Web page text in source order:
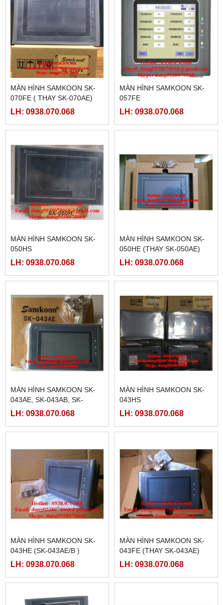
MÀN HÌNH SAMKOON SK-
070FE ( THAY SK-070AE)
LH: 0938.070.068
MÀN HÌNH SAMKOON SK-
057FE
LH: 0938.070.068
MÀN HÌNH SAMKOON SK-
050HS
LH: 0938.070.068
MÀN HÌNH SAMKOON SK-
050HE (THAY SK-050AE)
LH: 0938.070.068
MÀN HÌNH SAMKOON SK-
043AE, SK-043AB, SK-
043BE
LH: 0938.070.068
MÀN HÌNH SAMKOON SK-
043HS
LH: 0938.070.068
MÀN HÌNH SAMKOON SK-
043HE (SK-043AE/B )
LH: 0938.070.068
MÀN HÌNH SAMKOON SK-
043FE (THAY SK-043AE)
LH: 0938.070.068